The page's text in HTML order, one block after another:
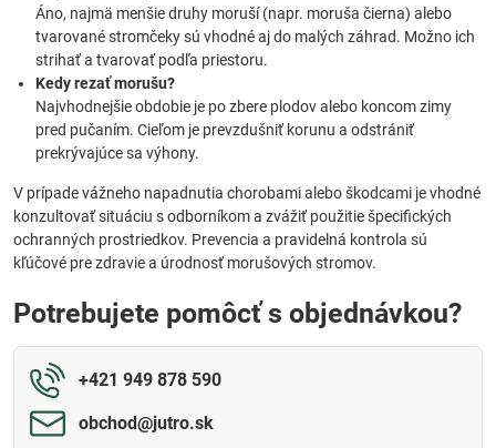
Áno, najmä menšie druhy moruší (napr. moruša čierna) alebo
tvarované stromčeky sú vhodné aj do malých záhrad. Možno ich
strihať a tvarovať podľa priestoru.
Kedy rezať morušu?
Najvhodnejšie obdobie je po zbere plodov alebo koncom zimy
pred pučaním. Cieľom je prevzdušniť korunu a odstrániť
prekrývajúce sa výhony.
V prípade vážneho napadnutia chorobami alebo škodcami je vhodné
konzultovať situáciu s odborníkom a zvážiť použitie špecifických
ochranných prostriedkov. Prevencia a pravidelná kontrola sú
kľúčové pre zdravie a úrodnosť morušových stromov.
Potrebujete pomôcť s objednávkou?
+421 949 878 590
obchod​@jutro​.sk